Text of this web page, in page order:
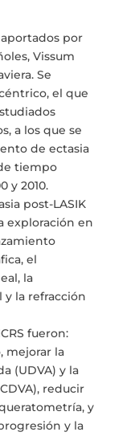
por
Vissum
Se
el que
a los que se
de ectasia
tiempo
y 2010.
post-LASIK
exploración en
el
la
y la refracción
fueron:
mejorar la
(UDVA) y la
reducir
y
y la